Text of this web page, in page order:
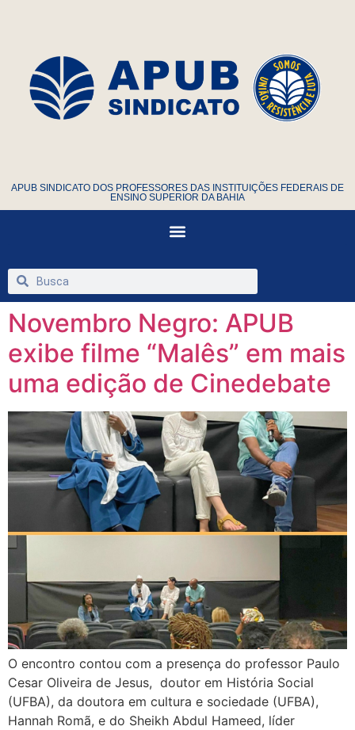
APUB SINDICATO DOS PROFESSORES DAS INSTITUIÇÕES FEDERAIS DE
ENSINO SUPERIOR DA BAHIA
Novembro Negro: APUB
exibe filme “Malês” em mais
uma edição de Cinedebate
O encontro contou com a presença do professor Paulo
Cesar Oliveira de Jesus, doutor em História Social
(UFBA), da doutora em cultura e sociedade (UFBA),
Hannah Romã, e do Sheikh Abdul Hameed, líder